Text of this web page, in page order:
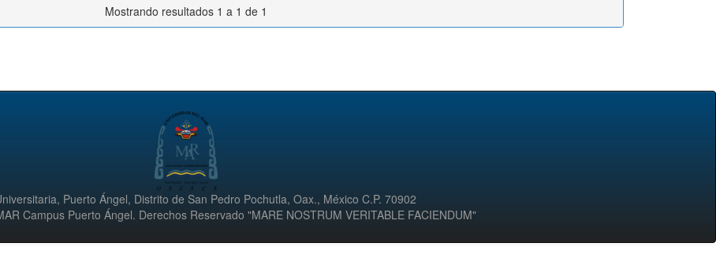
Mostrando resultados 1 a 1 de 1
Puerto Ángel, Distrito de San Pedro Pochutla, Oax., México C.P. 70902
Campus Puerto Ángel. Derechos Reservado "MARE NOSTRUM VERITABLE FACIENDUM"